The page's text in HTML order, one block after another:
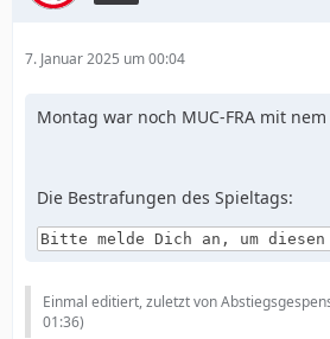
7. Januar 2025 um 00:04
Montag war noch MUC-FRA mit nem
Die Bestrafungen des Spieltags:
Bitte melde Dich an, um
Einmal editiert, zuletzt von
01:36)